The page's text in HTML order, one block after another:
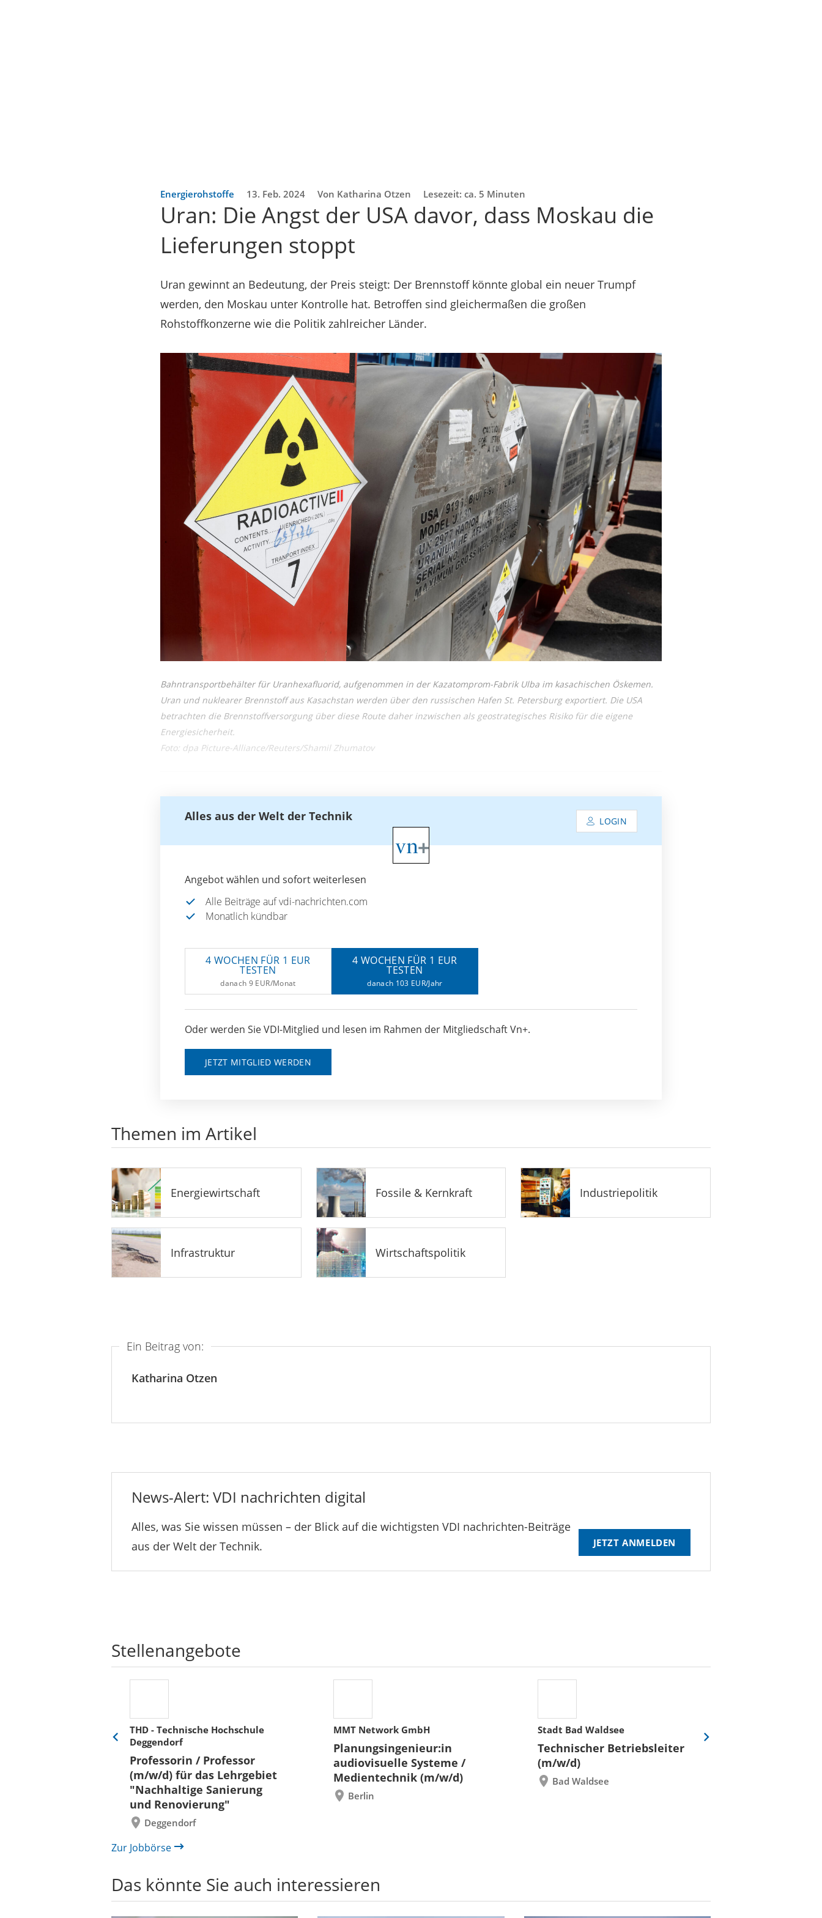
Energierohstoffe 13. Feb. 2024 Von Katharina Otzen Lesezeit: ca. 5 Minuten
Uran: Die Angst der USA davor, dass Moskau die
Lieferungen stoppt
Uran gewinnt an Bedeutung, der Preis steigt: Der Brennstoff könnte global ein neuer Trumpf
werden, den Moskau unter Kontrolle hat. Betroffen sind gleichermaßen die großen
Rohstoffkonzerne wie die Politik zahlreicher Länder.
Bahntransportbehälter für Uranhexafluorid, aufgenommen in der Kazatomprom-Fabrik Ulba im kasachischen Öskemen.
Uran und nuklearer Brennstoff aus Kasachstan werden über den russischen Hafen St. Petersburg exportiert. Die USA
betrachten die Brennstoffversorgung über diese Route daher inzwischen als geostrategisches Risiko für die eigene
Energiesicherheit.
Foto: dpa Picture-Alliance/Reuters/Shamil Zhumatov
Alles aus der Welt der Technik LOGIN
Angebot wählen und sofort weiterlesen
Alle Beiträge auf vdi-nachrichten.com
Monatlich kündbar
4 WOCHEN FÜR 1 EUR
TESTEN
danach 9 EUR/Monat
4 WOCHEN FÜR 1 EUR
TESTEN
danach 103 EUR/Jahr
Oder werden Sie VDI-Mitglied und lesen im Rahmen der Mitgliedschaft Vn+.
JETZT MITGLIED WERDEN
Themen im Artikel
Energiewirtschaft Fossile & Kernkraft Industriepolitik
Infrastruktur Wirtschaftspolitik
Ein Beitrag von:
Katharina Otzen
News-Alert: VDI nachrichten digital
Alles, was Sie wissen müssen – der Blick auf die wichtigsten VDI nachrichten-Beiträge
aus der Welt der Technik.
JETZT ANMELDEN
Stellenangebote
THD - Technische Hochschule
Deggendorf
Professorin / Professor
(m/w/d) für das Lehrgebiet
"Nachhaltige Sanierung
und Renovierung"
Deggendorf
MMT Network GmbH
Planungsingenieur:in
audiovisuelle Systeme /
Medientechnik (m/w/d)
Berlin
Stadt Bad Waldsee
Technischer Betriebsleiter
(m/w/d)
Bad Waldsee
Eine
zurück
Eine
Zur Jobbörse
Das könnte Sie auch interessieren